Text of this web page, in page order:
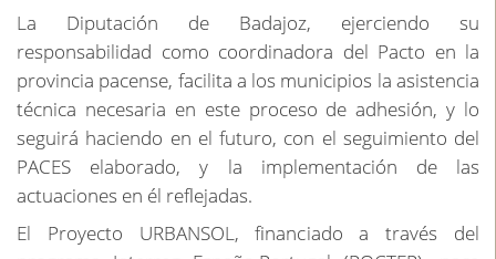
La Diputación de Badajoz, ejerciendo su
responsabilidad como coordinadora del Pacto en la
provincia pacense, facilita a los municipios la asistencia
técnica necesaria en este proceso de adhesión, y lo
seguirá haciendo en el futuro, con el seguimiento del
PACES elaborado, y la implementación de las
actuaciones en él reflejadas.
El Proyecto URBANSOL, financiado a través del